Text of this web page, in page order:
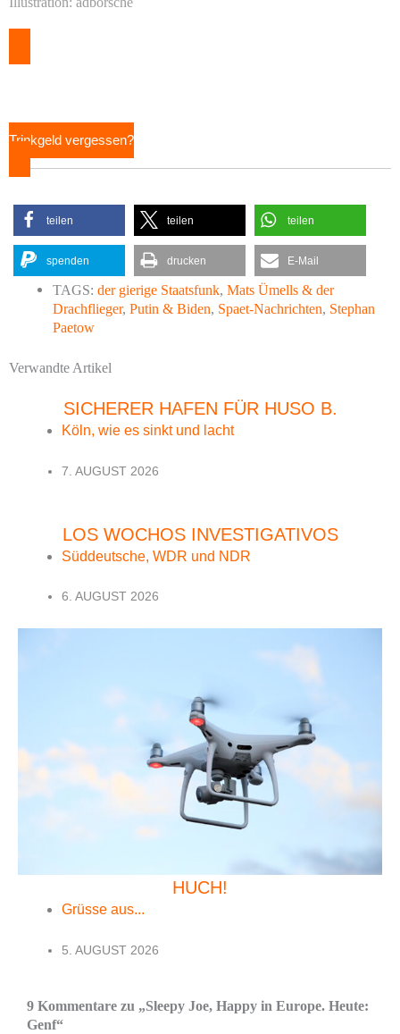
Trinkgeld vergessen?
teilen teilen teilen
spenden drucken E-Mail
TAGS:der gierige Staatsfunk,Mats Ümells & der
Drachflieger,Putin & Biden, Spaet-Nachrichten, Stephan
Paetow
Verwandte Artikel
SICHERER HAFEN FÜR HUSO B.
Köln, wie es sinkt und lacht
7. AUGUST 2026
LOS WOCHOS INVESTIGATIVOS
Süddeutsche, WDR und NDR
6. AUGUST 2026
HUCH!
Grüsse aus...
5. AUGUST 2026
9 Kommentare zu „Sleepy Joe, Happy in Europe. Heute:
Genf“